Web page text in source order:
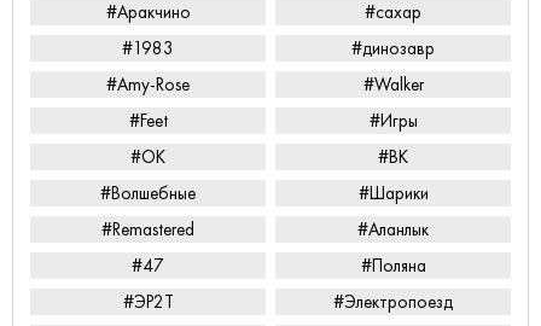
#Аракчино
#сахар
#1983
#динозавр
#Amy-Rose
#Walker
#Feet
#Игры
#ОК
#ВК
#Волшебные
#Шарики
#Remastered
#Аланлык
#47
#Поляна
#ЭР2Т
#Электропоезд